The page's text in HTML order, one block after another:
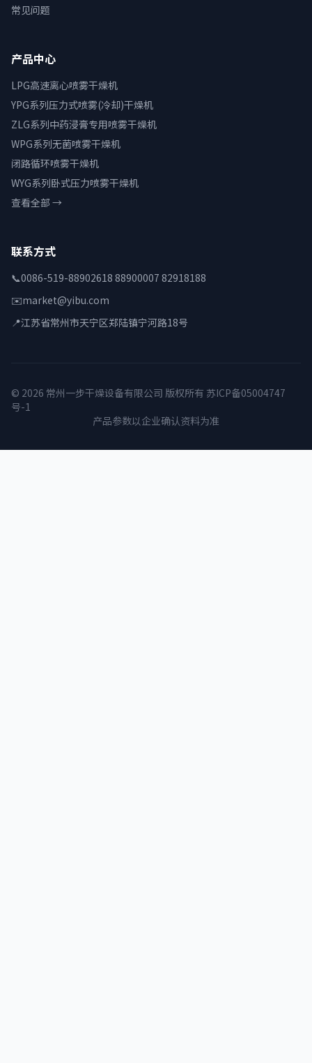
常见问题
产品中心
LPG高速离心喷雾干燥机
YPG系列压力式喷雾(冷却)干燥机
ZLG系列中药浸膏专用喷雾干燥机
WPG系列无菌喷雾干燥机
闭路循环喷雾干燥机
WYG系列卧式压力喷雾干燥机
查看全部 →
联系方式
📞0086-519-88902618 88900007 82918188
✉️market@yibu.com
📍江苏省常州市天宁区郑陆镇宁河路18号
© 2026 常州一步干燥设备有限公司 版权所有 苏ICP备05004747
号-1
产品参数以企业确认资料为准